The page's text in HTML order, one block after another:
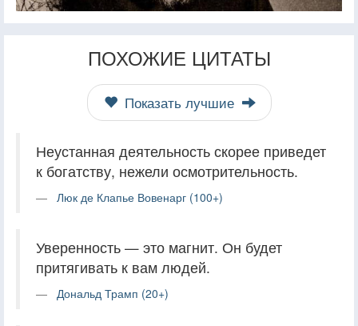
ПОХОЖИЕ ЦИТАТЫ
Показать лучшие
Неустанная деятельность скорее приведет
к богатству, нежели осмотрительность.
Люк де Клапье Вовенарг (100+)
Уверенность — это магнит. Он будет
притягивать к вам людей.
Дональд Трамп (20+)